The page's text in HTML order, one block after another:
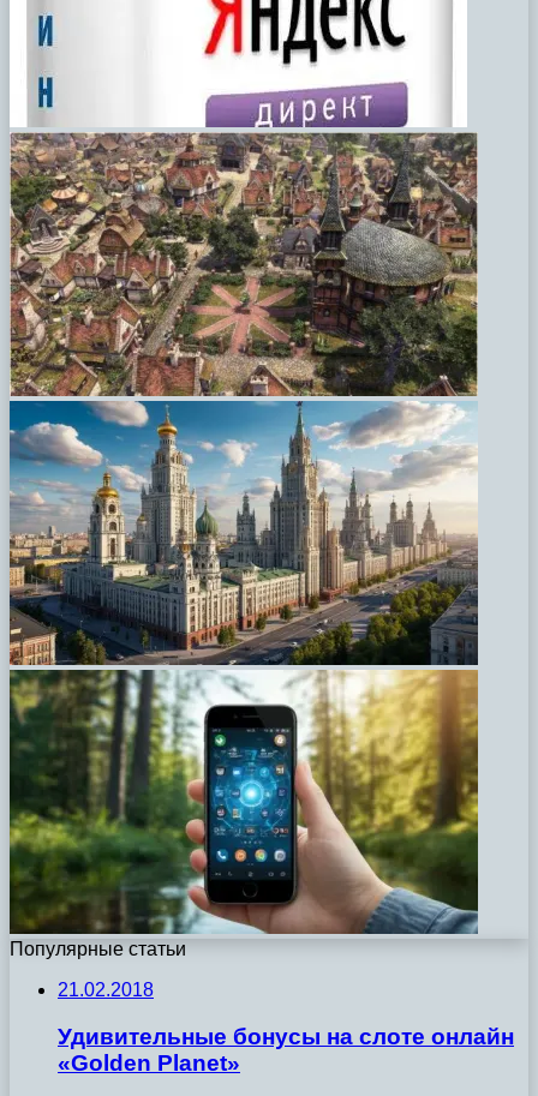
Популярные статьи
21.02.2018
Удивительные бонусы на слоте онлайн
«Golden Planet»